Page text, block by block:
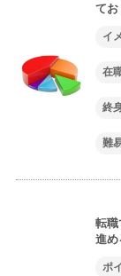
てお
イ
在
終
難
転職
進め
ポ